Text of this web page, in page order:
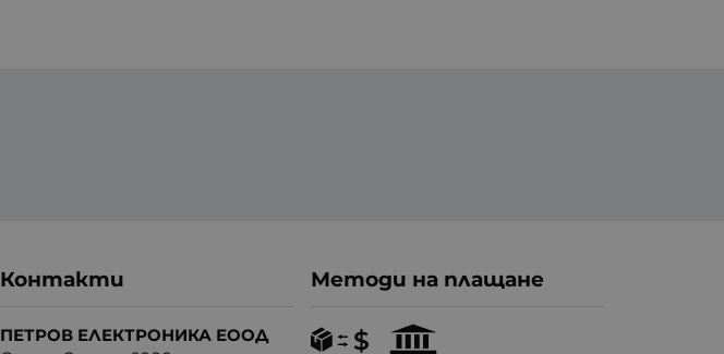
Контакти
ПЕТРОВ ЕЛЕКТРОНИКА ЕООД
Методи на плащане